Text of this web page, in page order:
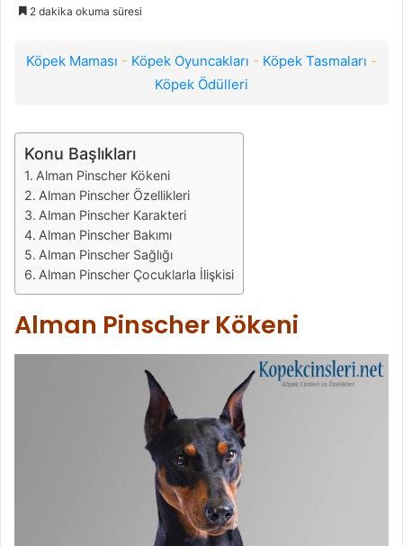
2 dakika okuma süresi
Köpek Maması - Köpek Oyuncakları - Köpek Tasmaları -
Köpek Ödülleri
Konu Başlıkları
Alman Pinscher Kökeni
Alman Pinscher Özellikleri
Alman Pinscher Karakteri
Alman Pinscher Bakımı
Alman Pinscher Sağlığı
Alman Pinscher Çocuklarla İlişkisi
Alman Pinscher Kökeni